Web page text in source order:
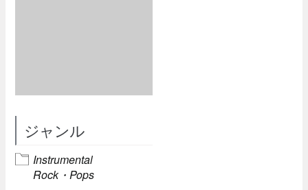
ジャンル
Instrumental
Rock・Pops